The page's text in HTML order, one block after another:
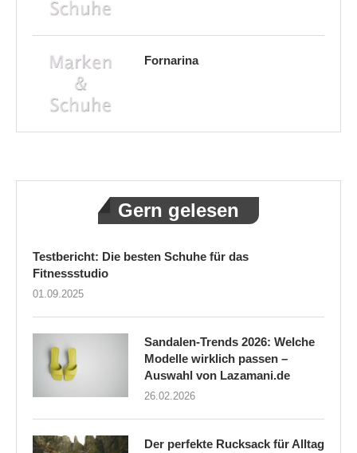
Fornarina
Gern gelesen
Testbericht: Die besten Schuhe für das
Fitnessstudio
01.09.2025
Sandalen-Trends 2026: Welche
Modelle wirklich passen –
Auswahl von Lazamani.de
26.02.2026
Der perfekte Rucksack für Alltag